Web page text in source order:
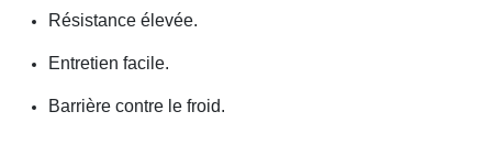
Résistance élevée.
Entretien facile.
Barrière contre le froid.